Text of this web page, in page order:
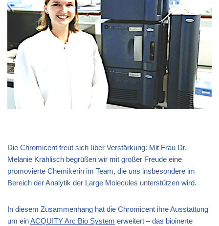
Die Chromicent freut sich über Verstärkung: Mit Frau Dr.
Melanie Krahlisch begrüßen wir mit großer Freude eine
promovierte Chemikerin im Team, die uns insbesondere im
Bereich der Analytik der Large Molecules unterstützen wird.
In diesem Zusammenhang hat die Chromicent ihre Ausstattung
um einACQUITY Arc Bio System erweitert – das bioinerte